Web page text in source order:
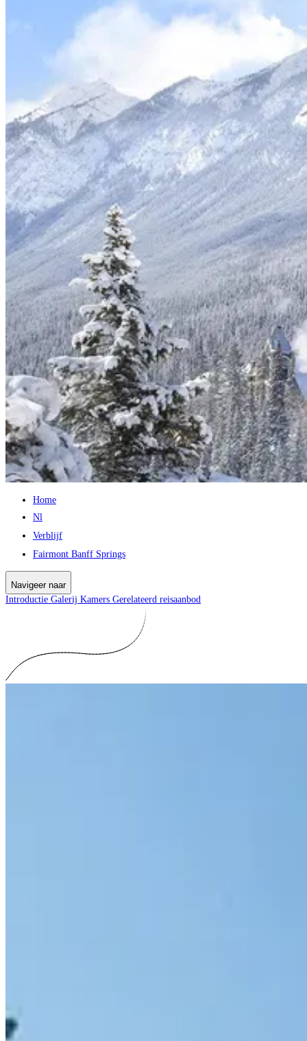
Home
Nl
Verblijf
Fairmont Banff Springs
Navigeer naar
Introductie Galerij Kamers Gerelateerd reisaanbod